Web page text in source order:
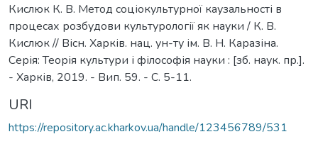
Кислюк К. В. Метод соціокультурної каузальності в
процесах розбудови культурології як науки / К. В.
Кислюк // Вісн. Харків. нац. ун-ту ім. В. Н. Каразіна.
Серія: Теорія культури і філософія науки : [зб. наук. пр.].
- Харків, 2019. - Вип. 59. - C. 5-11.
URI
https://repository.ac.kharkov.ua/handle/123456789/531